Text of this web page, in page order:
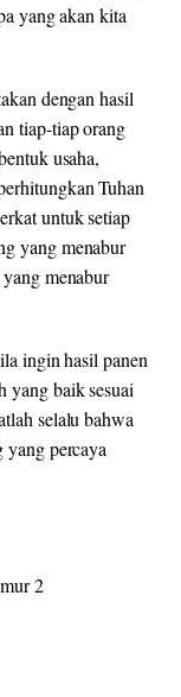
yang akan kita
dengan hasil
tiap-tiap orang
usaha,
Tuhan
untuk setiap
yang menabur
menabur
ingin hasil panen
yang baik sesuai
selalu bahwa
yang percaya
2